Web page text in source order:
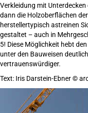
Verkleidung mit
dann die Holzoberflächen
herstellertypisch astreinen
gestaltet – auch in
5! Diese Möglichkeit hebt
unter den Bauweisen
vertrauenswürdiger.
Text: Iris Darstein-Ebner©